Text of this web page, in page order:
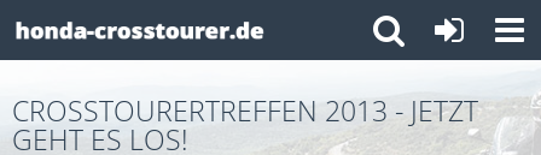
CROSSTOURERTREFFEN 2013 - JETZT
GEHT ES LOS!